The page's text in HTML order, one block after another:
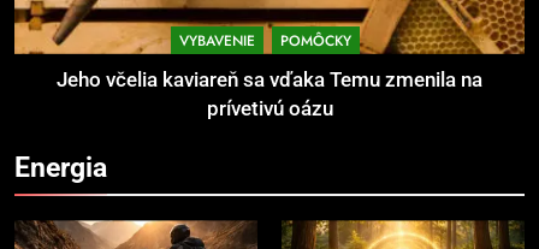
Povinná výbava motorkára:
bezpečnosť na prvom mieste
POMÔCKY VYBAVENIE
POMÔCKY VYBAVENIE
VYBAVENIE POMÔCKY
Jeho včelia kaviareň sa vďaka Temu zmenila na
prívetivú oázu
Energia